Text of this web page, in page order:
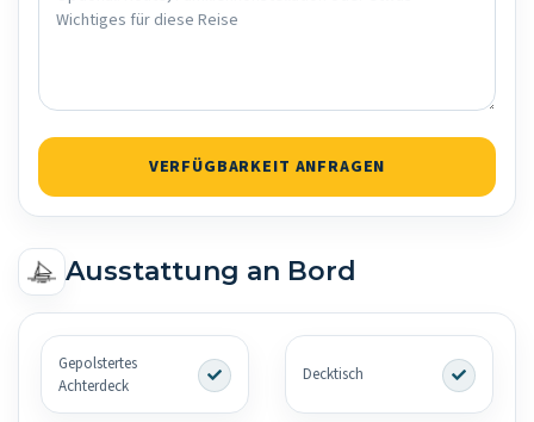
VERFÜGBARKEIT ANFRAGEN
Ausstattung an Bord
Gepolstertes
Achterdeck
Decktisch